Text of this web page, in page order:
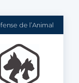
de l’Animal